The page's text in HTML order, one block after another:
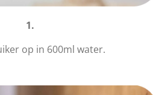
1.
op in 600ml water.